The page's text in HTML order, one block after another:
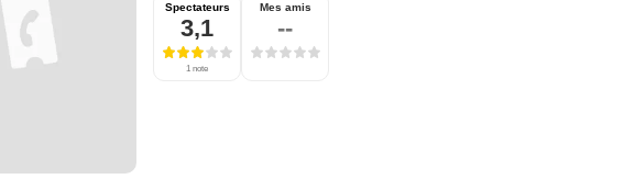
Spectateurs
3,1
1 note
Mes amis
--